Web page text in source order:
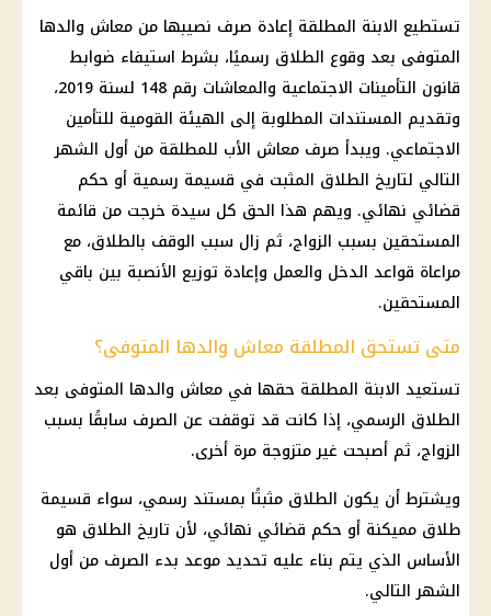
تستطيع الابنة المطلقة إعادة صرف نصيبها من معاش والدها
المتوفى بعد وقوع الطلاق رسميًا، بشرط استيفاء ضوابط
قانون التأمينات الاجتماعية والمعاشات رقم 148 لسنة 2019،
وتقديم المستندات المطلوبة إلى الهيئة القومية للتأمين
الاجتماعي. ويبدأ صرف معاش الأب للمطلقة من أول الشهر
التالي لتاريخ الطلاق المثبت في قسيمة رسمية أو حكم
قضائي نهائي. ويهم هذا الحق كل سيدة خرجت من قائمة
المستحقين بسبب الزواج، ثم زال سبب الوقف بالطلاق، مع
مراعاة قواعد الدخل والعمل وإعادة توزيع الأنصبة بين باقي
المستحقين.
متى تستحق المطلقة معاش والدها المتوفى؟
تستعيد الابنة المطلقة حقها في معاش والدها المتوفى بعد
الطلاق الرسمي، إذا كانت قد توقفت عن الصرف سابقًا بسبب
الزواج، ثم أصبحت غير متزوجة مرة أخرى.
ويشترط أن يكون الطلاق مثبتًا بمستند رسمي، سواء قسيمة
طلاق مميكنة أو حكم قضائي نهائي، لأن تاريخ الطلاق هو
الأساس الذي يتم بناء عليه تحديد موعد بدء الصرف من أول
الشهر التالي.